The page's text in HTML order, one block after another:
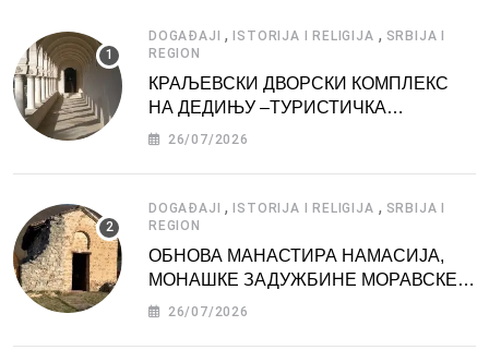
DOGAĐAJI , ISTORIJA I RELIGIJA , SRBIJA I
REGION
КРАЉЕВСКИ ДВОРСКИ КОМПЛЕКС
НА ДЕДИЊУ –ТУРИСТИЧКА
АТРАКЦИЈА
26/07/2026
DOGAĐAJI , ISTORIJA I RELIGIJA , SRBIJA I
REGION
ОБНОВА МАНАСТИРА НАМАСИЈА,
МОНАШКЕ ЗАДУЖБИНЕ МОРАВСКЕ
СРБИЈЕ
26/07/2026